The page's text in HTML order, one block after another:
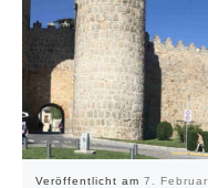
Veröffentlicht am 7. Februar